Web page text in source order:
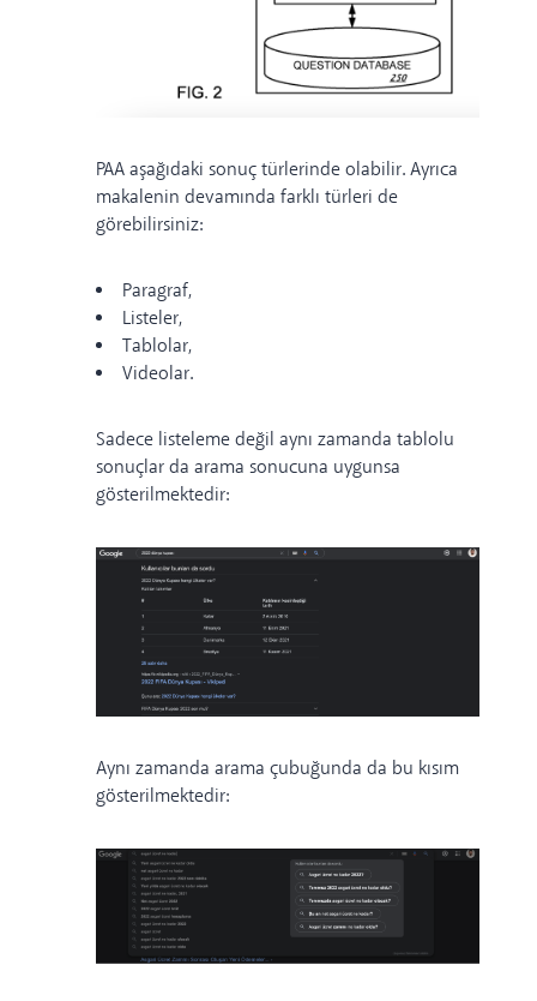
PAA aşağıdaki sonuç türlerinde olabilir. Ayrıca
makalenin devamında farklı türleri de
görebilirsiniz:
Paragraf,
Listeler,
Tablolar,
Videolar.
Sadece listeleme değil aynı zamanda tablolu
sonuçlar da arama sonucuna uygunsa
gösterilmektedir:
Aynı zamanda arama çubuğunda da bu kısım
gösterilmektedir: